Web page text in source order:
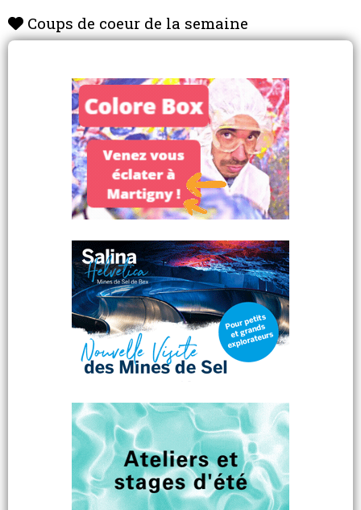
Coups de coeur de la semaine